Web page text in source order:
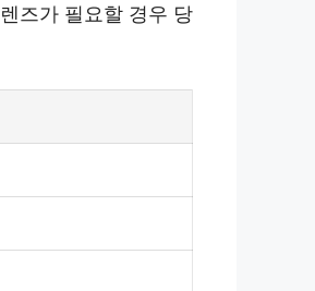
즈가 필요할 경우 당